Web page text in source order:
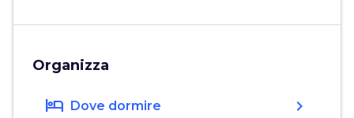
Organizza
hotel Dove dormire chevron_right